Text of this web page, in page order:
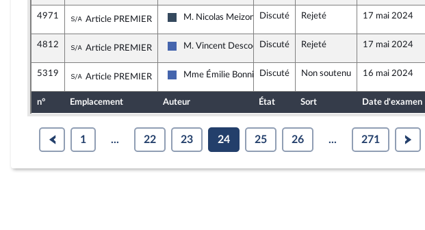
4971 Sous-amendement de l'amendement n°3952
Article PREMIER Rassemblement National
M. Nicolas MeizonnetDiscuté Rejeté 17 mai 2024
4812 Sous-amendement de l'amendement n°3952
Article PREMIER Les Républicains
M. Vincent DescoeurDiscuté Rejeté 17 mai 2024
5319 Sous-amendement de l'amendement n°3952
Article PREMIER Les Républicains
Mme Émilie BonnivardDiscuté Non soutenu 16 mai 2024
n° Emplacement Auteur État Sort Date d'examen
1 ... 22 23 24 25 26 ... 271